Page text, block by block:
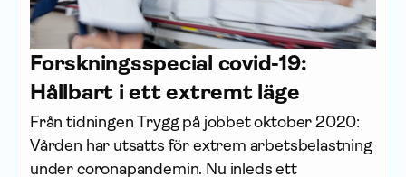
Forskningsspecial covid-19:
Hållbart i ett extremt läge
Från tidningen Trygg på jobbet oktober 2020:
Vården har utsatts för extrem arbetsbelastning
under coronapandemin. Nu inleds ett